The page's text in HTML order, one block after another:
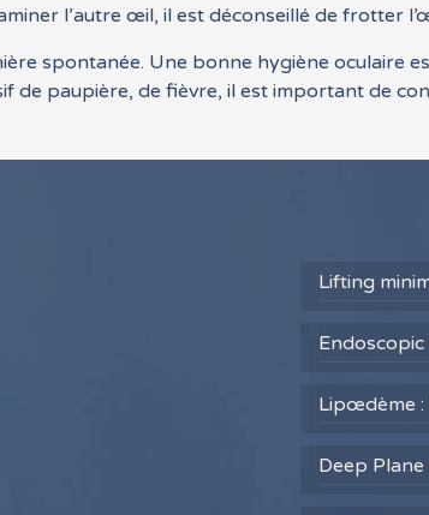
l’autre œil, il est déconseillé de frotter
spontanée. Une bonne hygiène oculaire
de paupière, de fièvre, il est important de
Lifting
Lipœdème :
Deep